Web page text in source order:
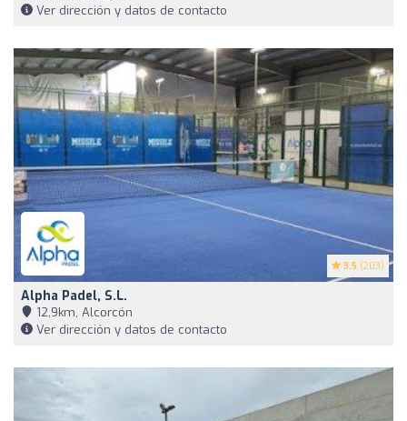
Ver dirección y datos de contacto
3.5 (203)
Alpha Padel, S.L.
12,9km, Alcorcón
Ver dirección y datos de contacto